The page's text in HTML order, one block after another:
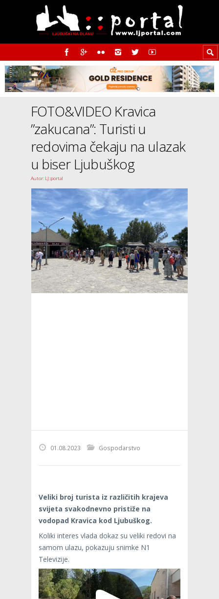
FOTO&VIDEO Kravica
”zakucana”: Turisti u
redovima čekaju na ulazak
u biser Ljubuškog
Autor: LJ::portal
01.08.2023 Gospodarstvo
Veliki broj turista iz različitih krajeva
svijeta svakodnevno pristiže na
vodopad Kravica kod Ljubuškog.
Koliki interes vlada dokaz su veliki redovi na
samom ulazu, pokazuju snimke N1
Televizije.